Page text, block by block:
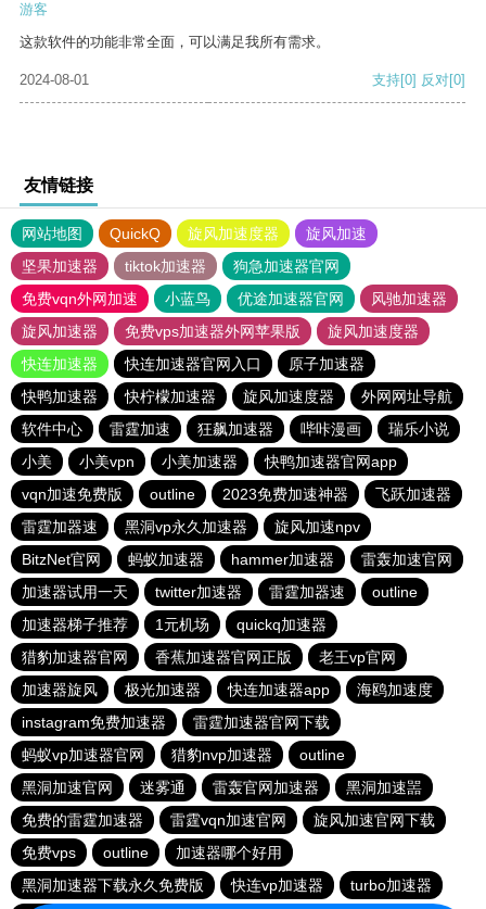
游客
这款软件的功能非常全面，可以满足我所有需求。
2024-08-01 支持[0] 反对[0]
友情链接
网站地图 QuickQ 旋风加速度器
旋风加速
坚果加速器
tiktok加速器
狗急加速器官网
免费vqn外网加速
小蓝鸟 优途加速器官网
风驰加速器
旋风加速器
免费vps加速器外网苹果版
旋风加速度器
快连加速器
快连加速器官网入口
原子加速器
快鸭加速器
快柠檬加速器 旋风加速度器
外网网址导航
软件中心
雷霆加速 狂飙加速器 哔咔漫画
瑞乐小说
小美
小美vpn 小美加速器
快鸭加速器官网app
vqn加速免费版
outline 2023免费加速神器
飞跃加速器
雷霆加器速
黑洞vp永久加速器
旋风加速npv
BitzNet官网
蚂蚁加速器 hammer加速器
雷轰加速官网
加速器试用一天
twitter加速器 雷霆加器速
outline
加速器梯子推荐
1元机场
quickq加速器
猎豹加速器官网
香蕉加速器官网正版
老王vp官网
加速器旋风
极光加速器 快连加速器app
海鸥加速度
instagram免费加速器
雷霆加速器官网下载
蚂蚁vp加速器官网
猎豹nvp加速器
outline
黑洞加速官网
迷雾通 雷轰官网加速器
黑洞加速噐
免费的雷霆加速器
雷霆vqn加速官网
旋风加速官网下载
免费vps
outline
加速器哪个好用
黑洞加速器下载永久免费版
快连vp加速器 turbo加速器